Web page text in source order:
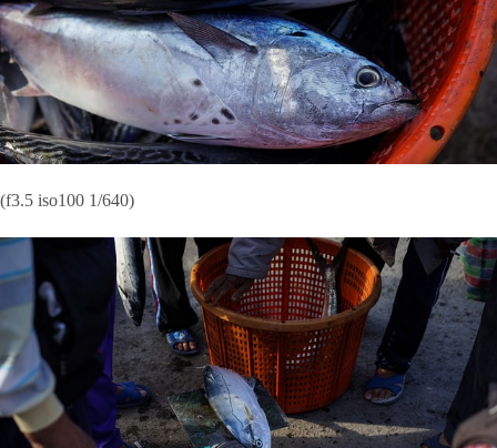
(f3.5 iso100 1/640)